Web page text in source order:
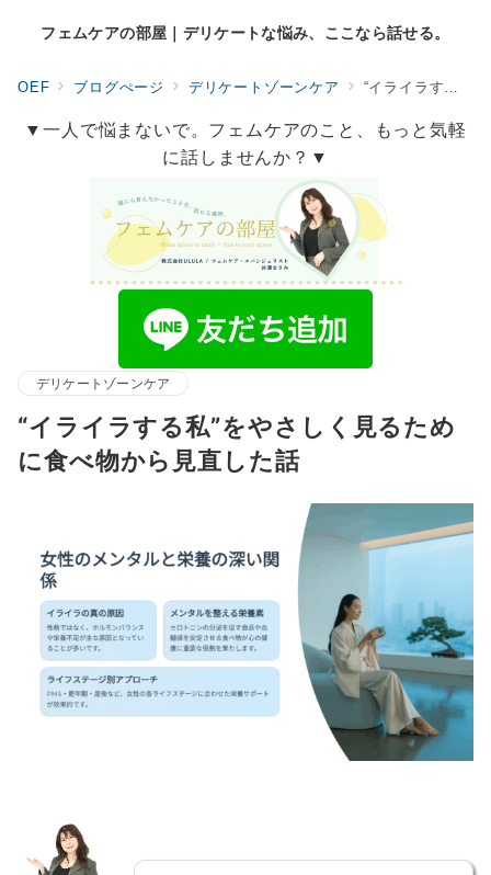
フェムケアの部屋｜デリケートな悩み、ここなら話せる。
OEF ブログぺージ デリケートゾーンケア “イライラする私”をやさしく見るために食べ物から見直した話
▼一人で悩まないで。フェムケアのこと、もっと気軽
に話しませんか？▼
デリケートゾーンケア
“イライラする私”をやさしく見るため
に食べ物から見直した話